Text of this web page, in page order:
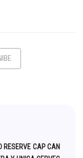
RESERVE CAP CAN